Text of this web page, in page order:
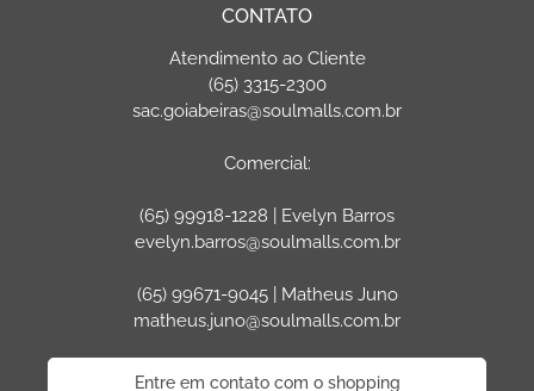
CONTATO
Atendimento ao Cliente
(65) 3315-2300
sac.goiabeiras@soulmalls.com.br
Comercial:
(65) 99918-1228 | Evelyn Barros
evelyn.barros@soulmalls.com.br
(65) 99671-9045 | Matheus Juno
matheus.juno@soulmalls.com.br
Entre em contato com o shopping